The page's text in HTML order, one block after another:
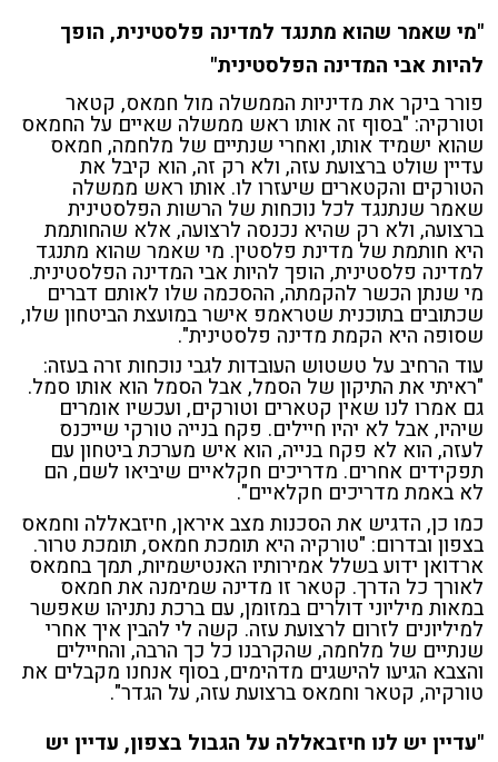
"מי שאמר שהוא מתנגד למדינה פלסטינית, הופך
להיות אבי המדינה הפלסטינית"
פורר ביקר את מדיניות הממשלה מול חמאס, קטאר
וטורקיה: "בסוף זה אותו ראש ממשלה שאיים על החמאס
שהוא ישמיד אותו, ואחרי שנתיים של מלחמה, חמאס
עדיין שולט ברצועת עזה, ולא רק זה, הוא קיבל את
הטורקים והקטארים שיעזרו לו. אותו ראש ממשלה
שאמר שנתנגד לכל נוכחות של הרשות הפלסטינית
ברצועה, ולא רק שהיא נכנסה לרצועה, אלא שהחותמת
היא חותמת של מדינת פלסטין. מי שאמר שהוא מתנגד
למדינה פלסטינית, הופך להיות אבי המדינה הפלסטינית.
מי שנתן הכשר להקמתה, ההסכמה שלו לאותם דברים
שכתובים בתוכנית שטראמפ אישר במועצת הביטחון שלו,
שסופה היא הקמת מדינה פלסטינית".
עוד הרחיב על טשטוש העובדות לגבי נוכחות זרה בעזה:
"ראיתי את התיקון של הסמל, אבל הסמל הוא אותו סמל.
גם אמרו לנו שאין קטארים וטורקים, ועכשיו אומרים
שיהיו, אבל לא יהיו חיילים. פקח בנייה טורקי שייכנס
לעזה, הוא לא פקח בנייה, הוא איש מערכת ביטחון עם
תפקידים אחרים. מדריכים חקלאיים שיביאו לשם, הם
לא באמת מדריכים חקלאיים".
כמו כן, הדגיש את הסכנות מצב איראן, חיזבאללה וחמאס
בצפון ובדרום: "טורקיה היא תומכת חמאס, תומכת טרור.
ארדואן ידוע בשלל אמירותיו האנטישמיות, תמך בחמאס
לאורך כל הדרך. קטאר זו מדינה שמימנה את חמאס
במאות מיליוני דולרים במזומן, עם ברכת נתניהו שאפשר
למיליונים לזרום לרצועת עזה. קשה לי להבין איך אחרי
שנתיים של מלחמה, שהקרבנו כל כך הרבה, והחיילים
והצבא הגיעו להישגים מדהימים, בסוף אנחנו מקבלים את
טורקיה, קטאר וחמאס ברצועת עזה, על הגדר".
"עדיין יש לנו חיזבאללה על הגבול בצפון, עדיין יש